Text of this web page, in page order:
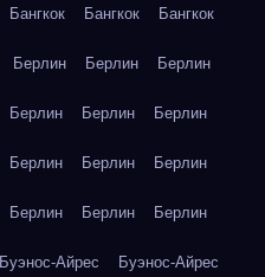
Бангкок Бангкок Бангкок
Берлин Берлин Берлин
Берлин Берлин Берлин
Берлин Берлин Берлин
Берлин Берлин Берлин
Буэнос-Айрес Буэнос-Айрес